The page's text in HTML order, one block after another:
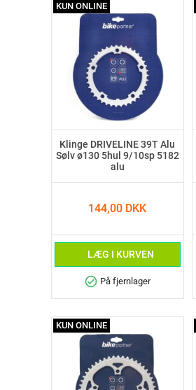
Klinge DRIVELINE 39T Alu
Sølv ø130 5hul 9/10sp 5182
alu
144,00 DKK
LÆG I KURVEN
check_circle På fjernlager
KUN ONLINE
KUN ONLINE